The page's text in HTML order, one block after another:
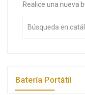
Realice una nueva
Batería Portátil